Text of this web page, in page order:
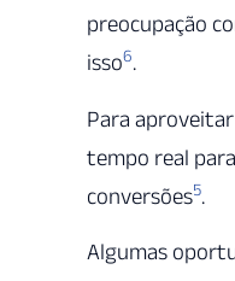
preocupação
isso6.
Para
tempo real
conversões5.
Algumas